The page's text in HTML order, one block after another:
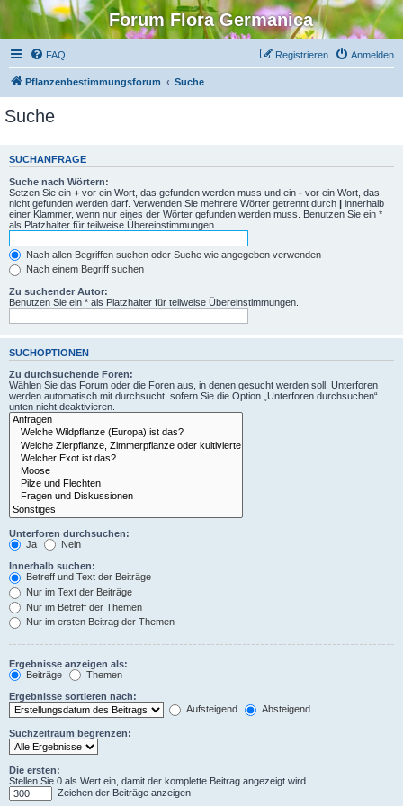
Forum Flora Germanica
FAQ Anmelden
Registrieren
Pflanzenbestimmungsforum Suche
Suche
SUCHANFRAGE
Suche nach Wörtern:
Setzen Sie ein + vor ein Wort, das gefunden werden muss und ein - vor ein Wort, das
nicht gefunden werden darf. Verwenden Sie mehrere Wörter getrennt durch | innerhalb
einer Klammer, wenn nur eines der Wörter gefunden werden muss. Benutzen Sie ein *
als Platzhalter für teilweise Übereinstimmungen.
Nach allen Begriffen suchen oder Suche wie angegeben verwenden
Nach einem Begriff suchen
Zu suchender Autor:
Benutzen Sie ein * als Platzhalter für teilweise Übereinstimmungen.
SUCHOPTIONEN
Zu durchsuchende Foren:
Wählen Sie das Forum oder die Foren aus, in denen gesucht werden soll. Unterforen
werden automatisch mit durchsucht, sofern Sie die Option „Unterforen durchsuchen“
unten nicht deaktivieren.
Unterforen durchsuchen:
Ja
Nein
Innerhalb suchen:
Betreff und Text der Beiträge
Nur im Text der Beiträge
Nur im Betreff der Themen
Nur im ersten Beitrag der Themen
Ergebnisse anzeigen als:
Beiträge
Themen
Ergebnisse sortieren nach:
Aufsteigend
Absteigend
Suchzeitraum begrenzen:
Die ersten:
Stellen Sie 0 als Wert ein, damit der komplette Beitrag angezeigt wird.
Zeichen der Beiträge anzeigen